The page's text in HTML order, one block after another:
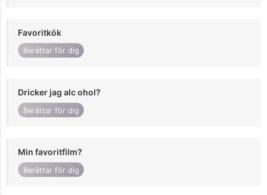
Favoritkök
Berättar för dig
Dricker jag alc ohol?
Berättar för dig
Min favoritfilm?
Berättar för dig